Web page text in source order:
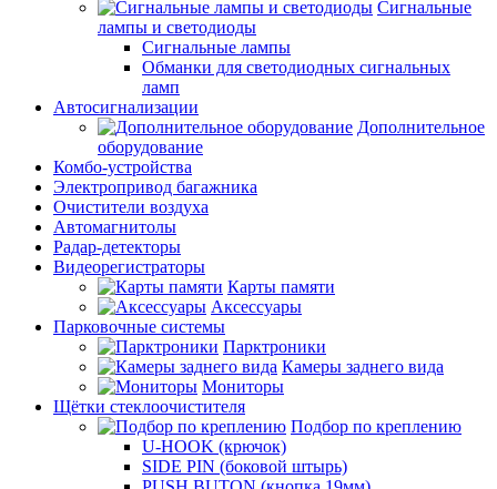
Cигнальные
лампы и светодиоды
Сигнальные лампы
Обманки для светодиодных сигнальных
ламп
Автосигнализации
Дополнительное
оборудование
Комбо-устройства
Электропривод багажника
Очистители воздуха
Автомагнитолы
Радар-детекторы
Видеорегистраторы
Карты памяти
Аксессуары
Парковочные системы
Парктроники
Камеры заднего вида
Мониторы
Щётки стеклоочистителя
Подбор по креплению
U-HOOK (крючок)
SIDE PIN (боковой штырь)